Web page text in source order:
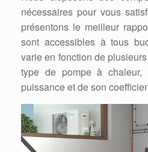
nécessaires pour vous
présentons le meilleur
sont accessibles à tous
varie en fonction de
type de pompe à
puissance et de son